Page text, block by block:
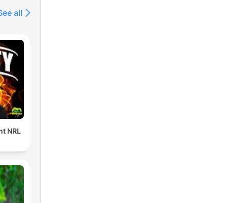
all
NRL